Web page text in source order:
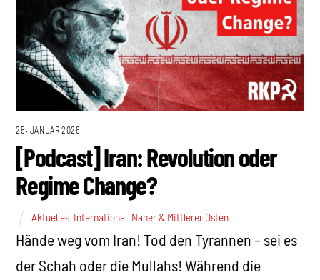
25. JANUAR 2026
[Podcast] Iran: Revolution oder
Regime Change?
Aktuelles International Naher & Mittlerer Osten
Hände weg vom Iran! Tod den Tyrannen – sei es
der Schah oder die Mullahs! Während die